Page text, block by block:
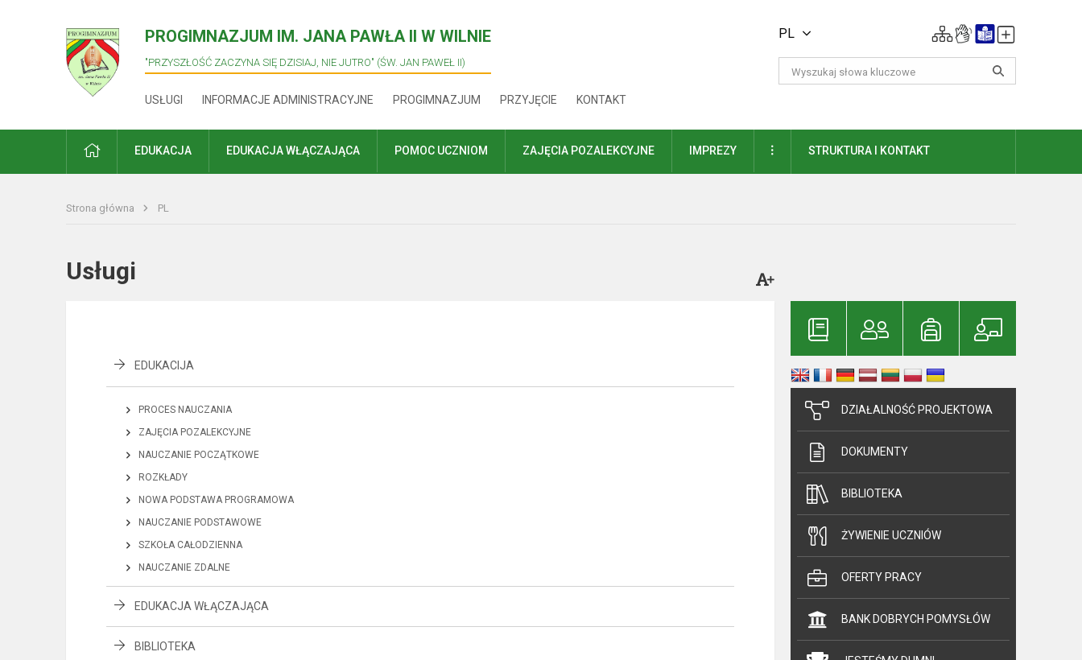
PROGIMNAZJUM IM. JANA PAWŁA II W WILNIE
"PRZYSZŁOŚĆ ZACZYNA SIĘ DZISIAJ, NIE JUTRO" (ŚW. JAN PAWEŁ II)
USŁUGI INFORMACJE ADMINISTRACYJNE PROGIMNAZJUM PRZYJĘCIE KONTAKT
PL
PRADŽIAEDUKACJA EDUKACJA WŁĄCZAJĄCA POMOC UCZNIOM ZAJĘCIA POZALEKCYJNE IMPREZY DAUGIAUSTRUKTURA I KONTAKT
Strona główna PL
Usługi
EDUKACIJA
PROCES NAUCZANIA
ZAJĘCIA POZALEKCYJNE
NAUCZANIE POCZĄTKOWE
ROZKŁADY
NOWA PODSTAWA PROGRAMOWA
NAUCZANIE PODSTAWOWE
SZKOŁA CAŁODZIENNA
NAUCZANIE ZDALNE
EDUKACJA WŁĄCZAJĄCA
BIBLIOTEKA
DZIAŁALNOŚĆ PROJEKTOWA
DOKUMENTY
BIBLIOTEKA
ŻYWIENIE UCZNIÓW
OFERTY PRACY
BANK DOBRYCH POMYSŁÓW